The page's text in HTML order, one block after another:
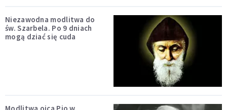
Niezawodna modlitwa do
św. Szarbela. Po 9 dniach
mogą dziać się cuda